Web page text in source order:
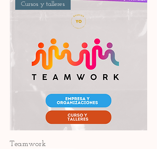
Cursos y talleres
Teamwork